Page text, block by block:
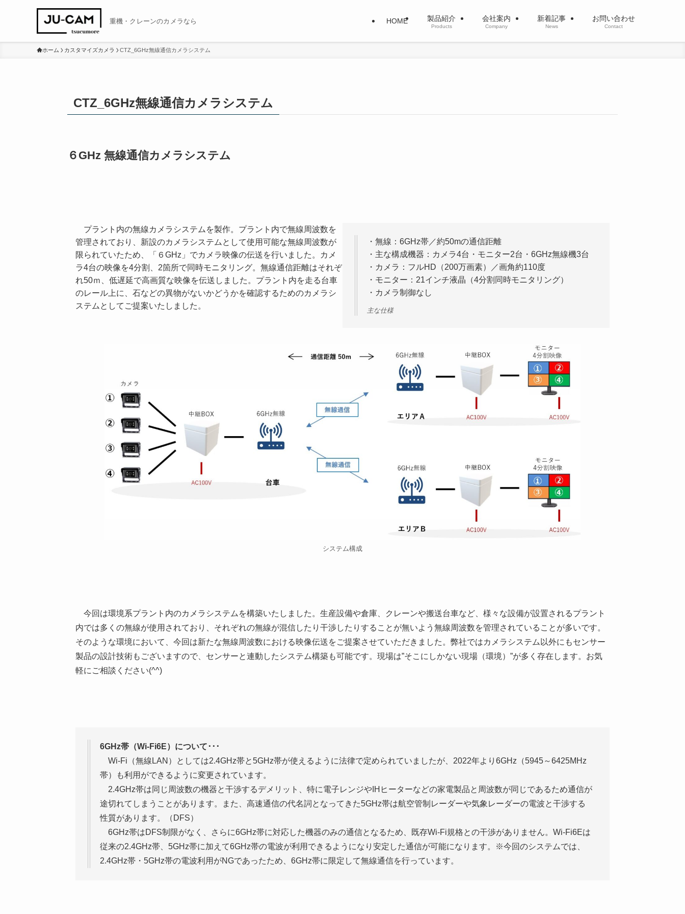
重機・クレーンのカメラなら HOME 製品紹介
Products
会社案内
Company
新着記事
News
お問い合わせ
Contact
ホーム カスタマイズカメラ CTZ_6GHz無線通信カメラシステム
CTZ_6GHz無線通信カメラシステム
６GHz 無線通信カメラシステム
プラント内の無線カメラシステムを製作。プラント内で無線周波数を
管理されており、新設のカメラシステムとして使用可能な無線周波数が
限られていたため、「６GHz」でカメラ映像の伝送を行いました。カメ
ラ4台の映像を4分割、2箇所で同時モニタリング。無線通信距離はそれぞ
れ50ｍ、低遅延で高画質な映像を伝送しました。プラント内を走る台車
のレール上に、石などの異物がないかどうかを確認するためのカメラシ
ステムとしてご提案いたしました。
・無線：6GHz帯／約50mの通信距離
・主な構成機器：カメラ4台・モニター2台・6GHz無線機3台
・カメラ：フルHD（200万画素）／画角約110度
・モニター：21インチ液晶（4分割同時モニタリング）
・カメラ制御なし
主な仕様
システム構成
今回は環境系プラント内のカメラシステムを構築いたしました。生産設備や倉庫、クレーンや搬送台車など、様々な設備が設置されるプラント
内では多くの無線が使用されており、それぞれの無線が混信したり干渉したりすることが無いよう無線周波数を管理されていることが多いです。
そのような環境において、今回は新たな無線周波数における映像伝送をご提案させていただきました。弊社ではカメラシステム以外にもセンサー
製品の設計技術もございますので、センサーと連動したシステム構築も可能です。現場は”そこにしかない現場（環境）”が多く存在します。お気
軽にご相談ください(^^)
6GHz帯（Wi-Fi6E）について･･･
Wi-Fi（無線LAN）としては2.4GHz帯と5GHz帯が使えるように法律で定められていましたが、2022年より6GHz（5945～6425MHz
帯）も利用ができるように変更されています。
2.4GHz帯は同じ周波数の機器と干渉するデメリット、特に電子レンジやIHヒーターなどの家電製品と周波数が同じであるため通信が
途切れてしまうことがあります。また、高速通信の代名詞となってきた5GHz帯は航空管制レーダーや気象レーダーの電波と干渉する
性質があります。（DFS）
6GHz帯はDFS制限がなく、さらに6GHz帯に対応した機器のみの通信となるため、既存Wi-Fi規格との干渉がありません。Wi-Fi6Eは
従来の2.4GHz帯、5GHz帯に加えて6GHz帯の電波が利用できるようになり安定した通信が可能になります。※今回のシステムでは、
2.4GHz帯・5GHz帯の電波利用がNGであったため、6GHz帯に限定して無線通信を行っています。